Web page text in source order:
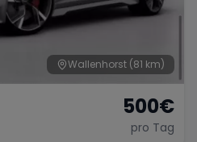
Wallenhorst (81 km)
500€
pro Tag